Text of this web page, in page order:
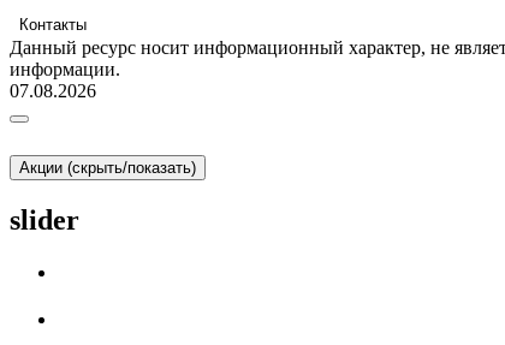
Контакты
Данный ресурс носит информационный характер, не
информации.
07.08.2026
Акции (скрыть/показать)
slider